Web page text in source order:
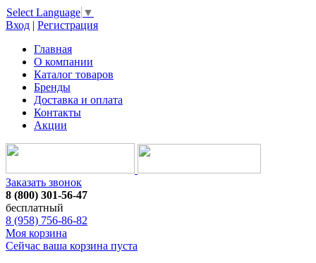
Select Language ▼
Вход | Регистрация
Главная
О компании
Каталог товаров
Бренды
Доставка и оплата
Контакты
Акции
Заказать звонок
8 (800) 301-56-47
бесплатный
8 (958) 756-86-82
Моя корзина
Сейчас ваша корзина пуста